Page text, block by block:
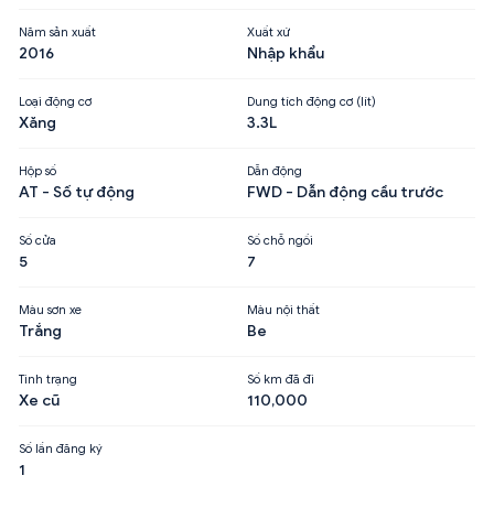
Năm sản xuất
2016
Xuất xứ
Nhập khẩu
Loại động cơ
Xăng
Dung tích động cơ (lít)
3.3L
Hộp số
AT - Số tự động
Dẫn động
FWD - Dẫn động cầu trước
Số cửa
5
Số chỗ ngồi
7
Màu sơn xe
Trắng
Màu nội thất
Be
Tình trạng
Xe cũ
Số km đã đi
110,000
Số lần đăng ký
1